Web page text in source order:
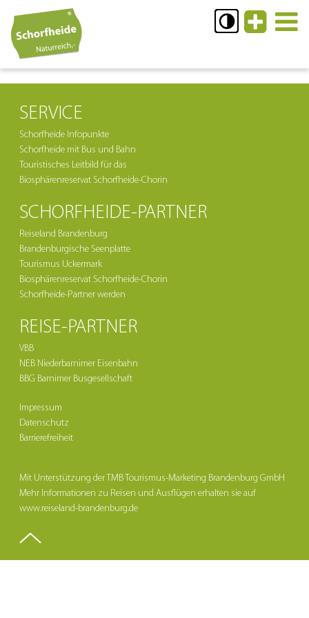
SERVICE
Schorfheide Infopunkte
Schorfheide mit Bus und Bahn
Touristisches Leitbild für das
Biosphärenreservat Schorfheide-Chorin
SCHORFHEIDE-PARTNER
Reiseland Brandenburg
Brandenburgische Seenplatte
Tourismus Uckermark
Biosphärenreservat Schorfheide-Chorin
Schorfheide-Partner werden
REISE-PARTNER
VBB
NEB Niederbarnimer Eisenbahn
BBG Barnimer Busgesellschaft
Impressum
Datenschutz
Barrierefreiheit
Mit Unterstützung der TMB Tourismus-Marketing Brandenburg GmbH
Mehr Informationen zu Reisen und Ausflügen erhalten sie auf
www.reiseland-brandenburg.de